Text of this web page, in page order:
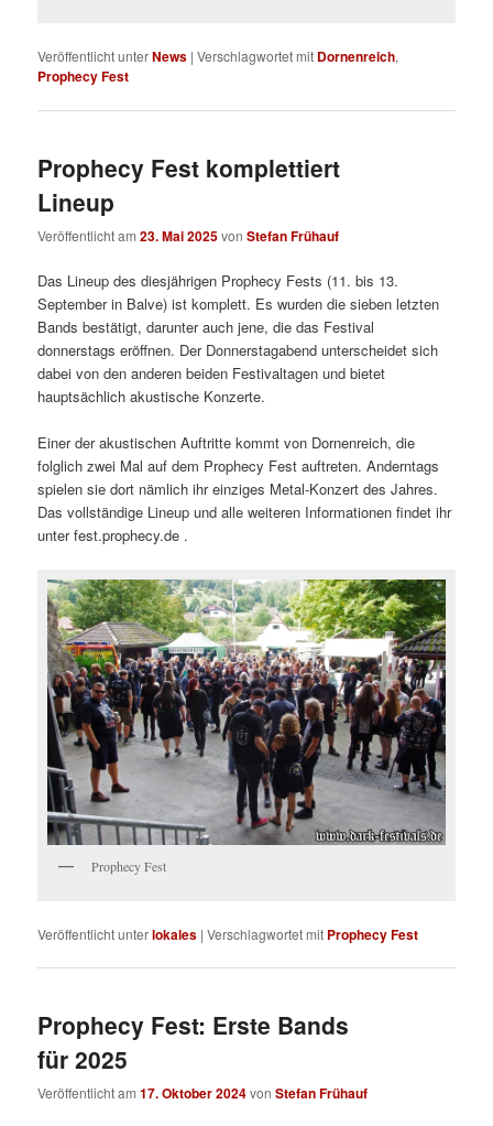
Veröffentlicht unterNews |Verschlagwortet mit Dornenreich,
Prophecy Fest
Prophecy Fest komplettiert
Lineup
Veröffentlicht am23. Mai 2025vonStefan Frühauf
Das Lineup des diesjährigen Prophecy Fests (11. bis 13.
September in Balve) ist komplett. Es wurden die sieben letzten
Bands bestätigt, darunter auch jene, die das Festival
donnerstags eröffnen. Der Donnerstagabend unterscheidet sich
dabei von den anderen beiden Festivaltagen und bietet
hauptsächlich akustische Konzerte.
Einer der akustischen Auftritte kommt von Dornenreich, die
folglich zwei Mal auf dem Prophecy Fest auftreten. Anderntags
spielen sie dort nämlich ihr einziges Metal-Konzert des Jahres.
Das vollständige Lineup und alle weiteren Informationen findet ihr
unter fest.prophecy.de .
Prophecy Fest
Veröffentlicht unterlokales |Verschlagwortet mit Prophecy Fest
Prophecy Fest: Erste Bands
für 2025
Veröffentlicht am17. Oktober 2024vonStefan Frühauf